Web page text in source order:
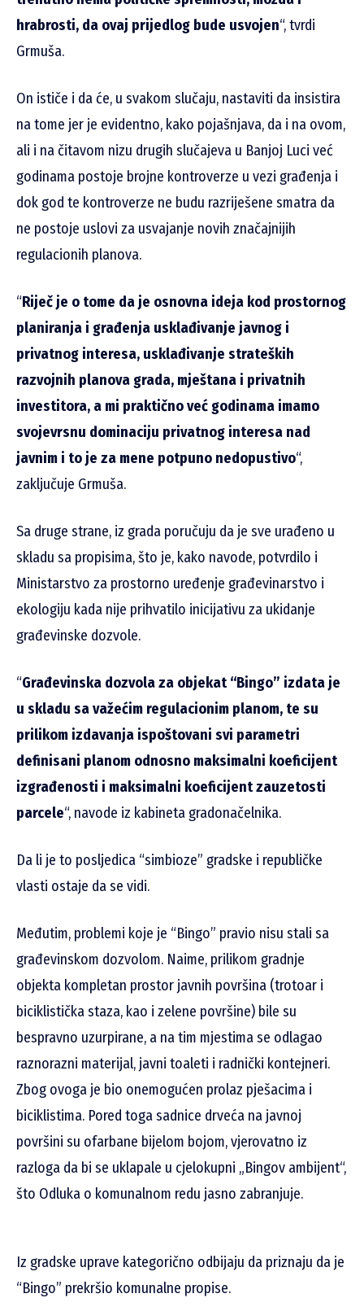
hrabrosti, da ovaj prijedlog bude usvojen“, tvrdi
Grmuša.
On ističe i da će, u svakom slučaju, nastaviti da insistira
na tome jer je evidentno, kako pojašnjava, da i na ovom,
ali i na čitavom nizu drugih slučajeva u Banjoj Luci već
godinama postoje brojne kontroverze u vezi građenja i
dok god te kontroverze ne budu razriješene smatra da
ne postoje uslovi za usvajanje novih značajnijih
regulacionih planova.
“Riječ je o tome da je osnovna ideja kod prostornog
planiranja i građenja usklađivanje javnog i
privatnog interesa, usklađivanje strateških
razvojnih planova grada, mještana i privatnih
investitora, a mi praktično već godinama imamo
svojevrsnu dominaciju privatnog interesa nad
javnim i to je za mene potpuno nedopustivo“,
zaključuje Grmuša.
Sa druge strane, iz grada poručuju da je sve urađeno u
skladu sa propisima, što je, kako navode, potvrdilo i
Ministarstvo za prostorno uređenje građevinarstvo i
ekologiju kada nije prihvatilo inicijativu za ukidanje
građevinske dozvole.
“Građevinska dozvola za objekat “Bingo” izdata je
u skladu sa važećim regulacionim planom, te su
prilikom izdavanja ispoštovani svi parametri
definisani planom odnosno maksimalni koeficijent
izgrađenosti i maksimalni koeficijent zauzetosti
parcele“, navode iz kabineta gradonačelnika.
Da li je to posljedica “simbioze” gradske i republičke
vlasti ostaje da se vidi.
Međutim, problemi koje je “Bingo” pravio nisu stali sa
građevinskom dozvolom. Naime, prilikom gradnje
objekta kompletan prostor javnih površina (trotoar i
biciklistička staza, kao i zelene površine) bile su
bespravno uzurpirane, a na tim mjestima se odlagao
raznorazni materijal, javni toaleti i radnički kontejneri.
Zbog ovoga je bio onemogućen prolaz pješacima i
biciklistima. Pored toga sadnice drveća na javnoj
površini su ofarbane bijelom bojom, vjerovatno iz
razloga da bi se uklapale u cjelokupni „Bingov ambijent“,
što Odluka o komunalnom redu jasno zabranjuje.
Iz gradske uprave kategorično odbijaju da priznaju da je
“Bingo” prekršio komunalne propise.